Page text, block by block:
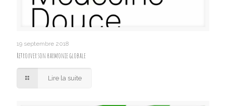
19 septembre 2018
Retrouver son harmonie globale
Lire la suite